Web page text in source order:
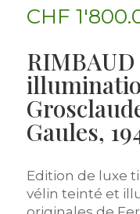
CHF
Gaules,
Edition de luxe
vélin teinté et